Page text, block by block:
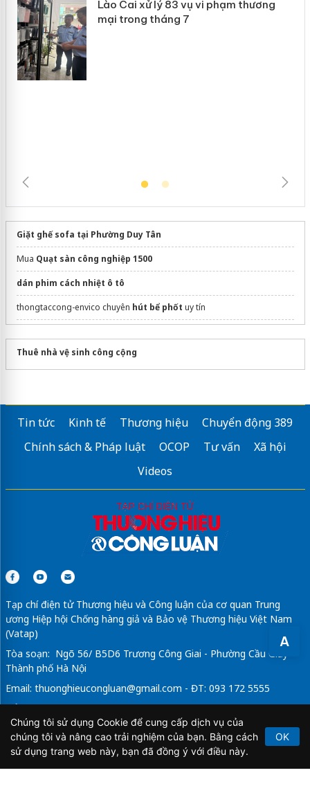
A
Slimaura Care x3 sử dụng giấy phép
giả mạo
Giặt ghế sofa tại Phường Duy Tân
Mua Quạt sàn công nghiệp 1500
dán phim cách nhiệt ô tô
thongtaccong-envico chuyên hút bể phốt uy tín
Thuê nhà vệ sinh công cộng
Tin tức Kinh tế Thương hiệu
Chuyển động 389
Chính sách & Pháp luật
OCOP Tư vấn
Xã hội
Videos
Tạp chí điện tử Thương hiệu và Công luận của cơ quan Trung
ương Hiệp hội Chống hàng giả và Bảo vệ Thương hiệu Việt Nam
(Vatap)
Tòa soạn: Ngõ 56/ B5D6 Trương Công Giai - Phường Cầu Giấy -
Thành phố Hà Nội
Email: thuonghieucongluan@gmail.com - ĐT: 093 172 5555
Tổng Biên Tập: Vũ Đức Thuận
Giấy phép hoạt động báo chí điện tử số 64/GP-BTTTT do Bộ
Thông tin và Truyền thông cấp ngày 21/2/2020.
Chúng tôi sử dụng Cookie để cung cấp dịch vụ của
chúng tôi và nâng cao trải nghiệm của bạn. Bằng cách
sử dụng trang web này, bạn đã đồng ý với điều này.
OK